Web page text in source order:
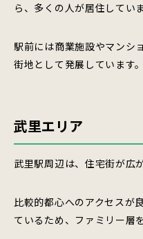
ら、多くの人が居住していま
駅前には商業施設やマンシ
街地として発展しています。
武里エリア
武里駅周辺は、住宅街が広
比較的都心へのアクセスが
ているため、ファミリー層